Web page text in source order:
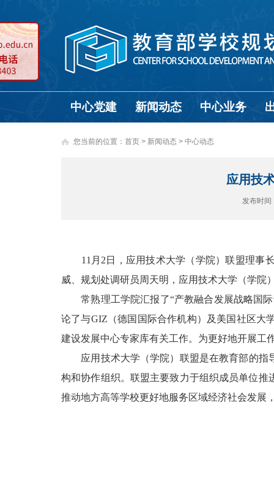
中心党建 新闻动态 中心业务
您当前的位置： 首页 > 新闻动态 > 中心动态
应用技
发布时
11月2日，应用技术大学（学院）联盟理事长
威、规划处调研员周天明，应用技术大学（学
常熟理工学院汇报了“产教融合发展战略国际
论了与GIZ（德国国际合作机构）及美国社区大
建设发展中心专家库有关工作。为更好地开展工
应用技术大学（学院）联盟是在教育部的指
构和协作组织。联盟主要致力于组织成员单位
推动地方高等学校更好地服务区域经济社会发展